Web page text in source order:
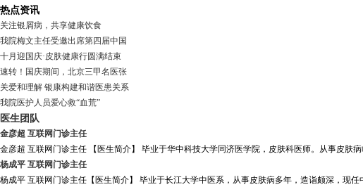
热点资讯
关注银屑病，共享健康饮食
我院梅文主任受邀出席第四届中国
十月迎国庆·皮肤健康行圆满结束
速转！国庆期间，北京三甲名医张
关爱和理解 银康构建和谐医患关系
我院医护人员爱心救“血荒”
医生团队
金彦超 互联网门诊主任
金彦超 互联网门诊主任 【医生简介】 毕业于华中科技大学同济医学院，皮肤科医师。从事皮肤
杨成平 互联网门诊主任
杨成平 互联网门诊主任【医生简介】 毕业于长江大学中医系，从事皮肤病多年，造诣颇深，现